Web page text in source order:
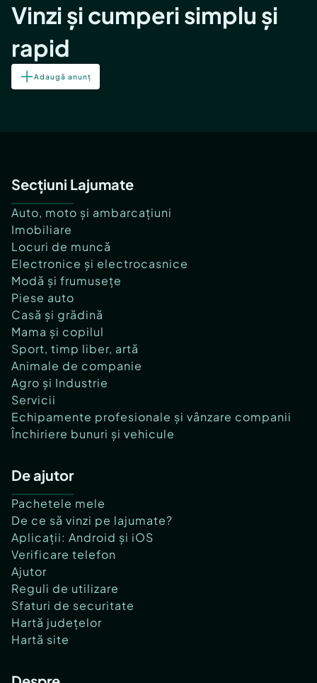
Vinzi și cumperi simplu și
rapid
Adaugă anunț
Secțiuni Lajumate
Auto, moto și ambarcațiuni
Imobiliare
Locuri de muncă
Electronice și electrocasnice
Modă și frumusețe
Piese auto
Casă și grădină
Mama și copilul
Sport, timp liber, artă
Animale de companie
Agro și Industrie
Servicii
Echipamente profesionale și vânzare companii
Închiriere bunuri și vehicule
De ajutor
Pachetele mele
De ce să vinzi pe lajumate?
Aplicații: Android și iOS
Verificare telefon
Ajutor
Reguli de utilizare
Sfaturi de securitate
Hartă județelor
Hartă site